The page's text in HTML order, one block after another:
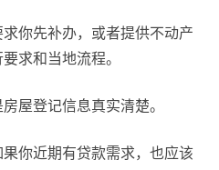
你先补办，或者提供不动产
求和当地流程。
屋登记信息真实清楚。
你近期有贷款需求，也应该